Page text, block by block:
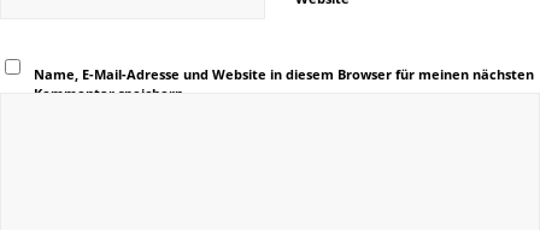
Name, E-Mail-Adresse und Website in diesem Browser für meinen nächsten
Kommentar speichern.